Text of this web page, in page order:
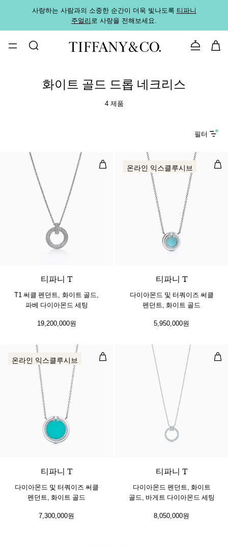
사랑하는 사람과의 소중한 순간이 더욱 빛나도록 티파니
주얼리로 사랑을 전해보세요.
문의하기
화이트 골드 드롭 네크리스
4 제품
필터
T1 써클 펜던트, 화이트 골드, 파베
3 소재
티파니 T
T1 써클 펜던트, 화이트 골드,
파베 다이아몬드 세팅
19,200,000원
다
온라인 익스클루시브
티파니 T
다이아몬드 및 터쿼이즈 써클
펜던트, 화이트 골드
5,950,000원
다이아몬드 및 터쿼이즈 써클 펜던
2 소재
온라인 익스클루시브
티파니 T
다이아몬드 및 터쿼이즈 써클
펜던트, 화이트 골드
7,300,000원
다
티파니 T
다이아몬드 펜던트, 화이트
골드, 바게트 다이아몬드 세팅
8,050,000원